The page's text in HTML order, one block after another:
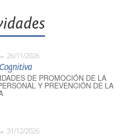
26/11/2026
DE PROMOCIÓN DE LA
Y PREVENCIÓN DE LA
31/12/2026